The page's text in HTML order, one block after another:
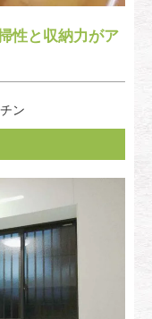
性と収納力がア
ン